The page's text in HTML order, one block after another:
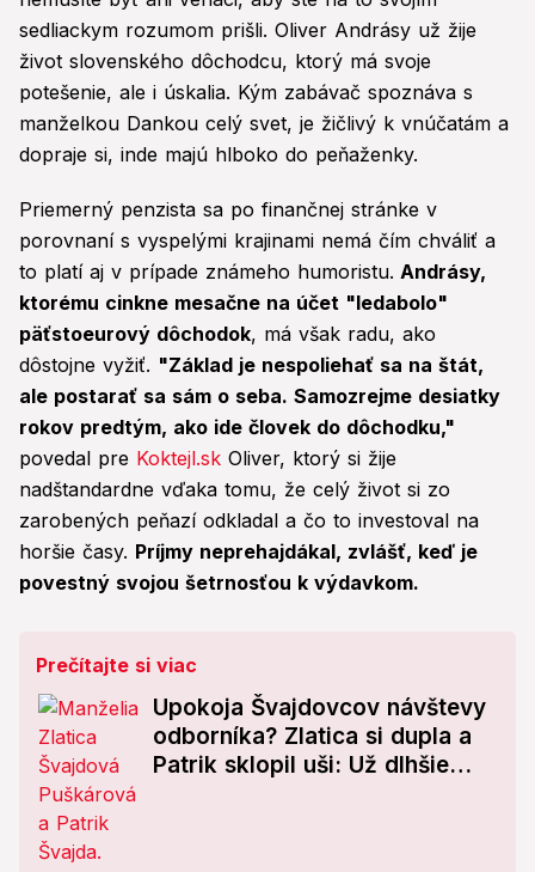
sedliackym rozumom prišli. Oliver Andrásy už žije
život slovenského dôchodcu, ktorý má svoje
potešenie, ale i úskalia. Kým zabávač spoznáva s
manželkou Dankou celý svet, je žičlivý k vnúčatám a
dopraje si, inde majú hlboko do peňaženky.
Priemerný penzista sa po finančnej stránke v
porovnaní s vyspelými krajinami nemá čím chváliť a
to platí aj v prípade známeho humoristu. Andrásy,
ktorému cinkne mesačne na účet "ledabolo"
päťstoeurový dôchodok, má však radu, ako
dôstojne vyžiť. "Základ je nespoliehať sa na štát,
ale postarať sa sám o seba. Samozrejme desiatky
rokov predtým, ako ide človek do dôchodku,"
povedal pre Koktejl.sk Oliver, ktorý si žije
nadštandardne vďaka tomu, že celý život si zo
zarobených peňazí odkladal a čo to investoval na
horšie časy. Príjmy neprehajdákal, zvlášť, keď je
povestný svojou šetrnosťou k výdavkom.
Prečítajte si viac
Upokoja Švajdovcov návštevy
odborníka? Zlatica si dupla a
Patrik sklopil uši: Už dlhšie